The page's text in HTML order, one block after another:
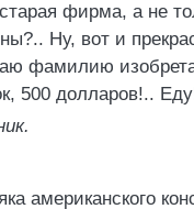
фирма, а не
Ну, вот и
фамилию
500 долларов!..
американского